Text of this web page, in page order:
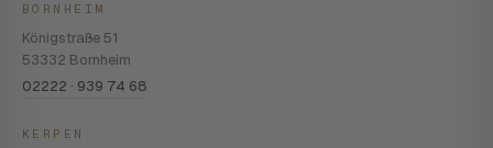
BORNHEIM
Königstraße 51
53332 Bornheim
02222 · 939 74 68
KERPEN